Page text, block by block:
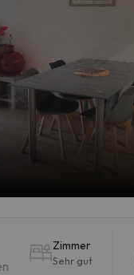
Zimmer
Sehr gut